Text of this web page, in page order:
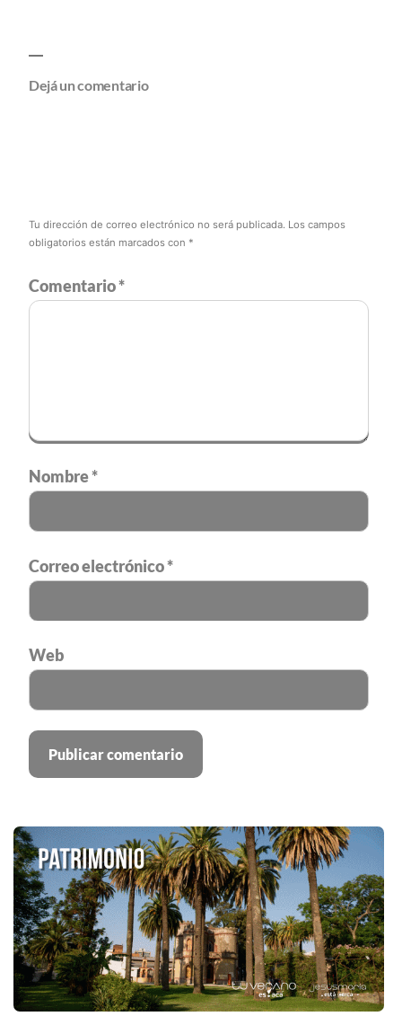
Dejá un comentario
Tu dirección de correo electrónico no será publicada. Los campos
obligatorios están marcados con *
Comentario*
Nombre*
Correo electrónico*
Web